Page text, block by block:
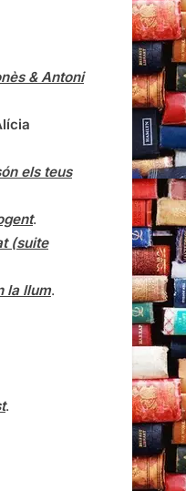
& Antoni
els teus
.
(suite
la llum.
.